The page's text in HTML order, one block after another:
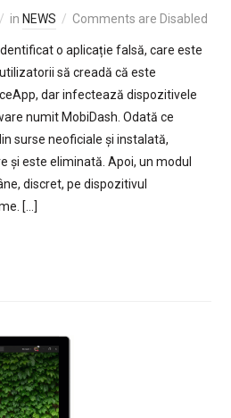
in NEWS Comments are Disabled
o aplicație falsă, care este
să creadă că este
dar infectează dispozitivele
numit MobiDash. Odată ce
surse neoficiale și instalată,
și este eliminată. Apoi, un modul
discret, pe dispozitivul
[…]